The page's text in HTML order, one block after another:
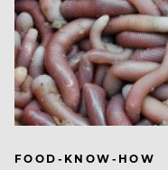
FOOD-KNOW-HOW